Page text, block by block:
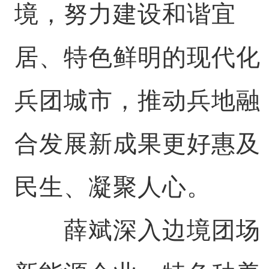
境，努力建设和谐宜
居、特色鲜明的现代化
兵团城市，推动兵地融
合发展新成果更好惠及
民生、凝聚人心。
薛斌深入边境团场